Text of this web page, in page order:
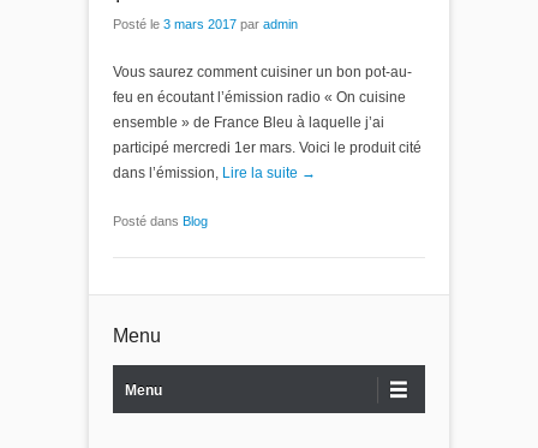
Posté le 3 mars 2017 par admin
Vous saurez comment cuisiner un bon pot-au-
feu en écoutant l’émission radio « On cuisine
ensemble » de France Bleu à laquelle j’ai
participé mercredi 1er mars. Voici le produit cité
dans l’émission, Lire la suite →
Posté dans Blog
Menu
Menu